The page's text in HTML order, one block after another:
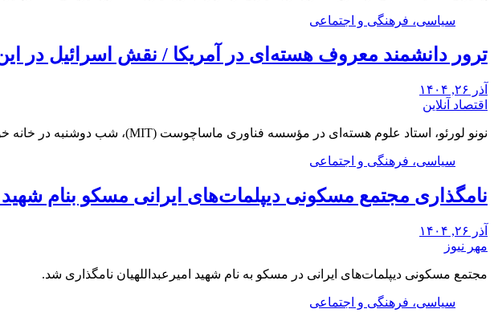
سیاسی، فرهنگی و اجتماعی
ترور دانشمند معروف هسته‌ای در آمریکا / نقش اسرائیل در
آذر ۲۶, ۱۴۰۴
اقتصاد آنلاین
نونو لورئو، استاد علوم هسته‌ای در مؤسسه فناوری ماساچوست (MIT)، شب دوشنبه در خانه خود در…
سیاسی، فرهنگی و اجتماعی
نامگذاری مجتمع مسکونی دیپلمات‌های ایرانی مسکو بنام شهید
آذر ۲۶, ۱۴۰۴
مهر نیوز
مجتمع مسکونی دیپلمات‌های ایرانی در مسکو به نام شهید امیرعبداللهیان نامگذاری شد.
سیاسی، فرهنگی و اجتماعی